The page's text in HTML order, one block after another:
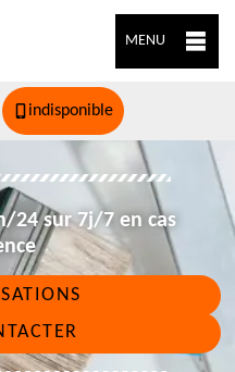
MENU
indisponible
24 sur 7j/7 en cas